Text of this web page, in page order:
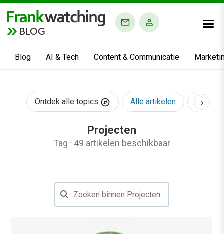
BLOG
Blog AI & Tech Content & Communicatie
Ontdek alle topics Alle artikelen AI &
›
Projecten
Tag · 49 artikelen beschikbaar